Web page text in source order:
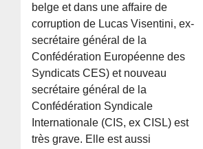
belge et dans une affaire de
corruption de Lucas Visentini, ex-
secrétaire général de la
Confédération Européenne des
Syndicats CES) et nouveau
secrétaire général de la
Confédération Syndicale
Internationale (CIS, ex CISL) est
très grave. Elle est aussi